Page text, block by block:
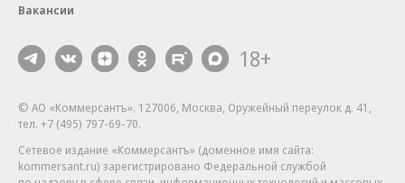
Вакансии
18+
© АО «Коммерсантъ». 127006, Москва, Оружейный переулок д. 41,
тел. +7 (495) 797-69-70.
Сетевое издание «Коммерсантъ» (доменное имя сайта:
kommersant.ru) зарегистрировано Федеральной службой